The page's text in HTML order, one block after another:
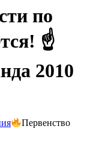
по
☝
2010
Первенство